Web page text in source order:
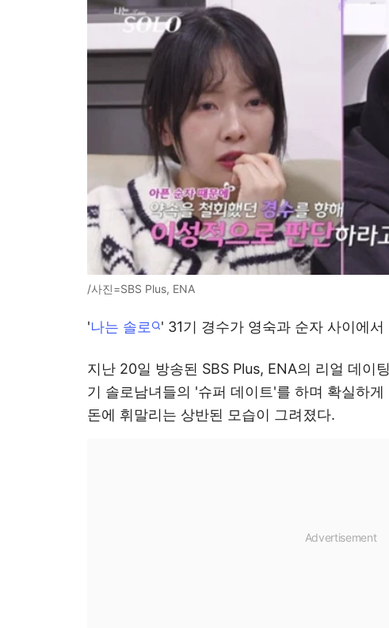
/사진=SBS Plus, ENA
'나는 솔로 ' 31기 경수가 영숙과 순자 사이에서
지난 20일 방송된 SBS Plus, ENA의 리얼 데이
기 솔로남녀들의 '슈퍼 데이트'를 하며 확실하
돈에 휘말리는 상반된 모습이 그려졌다.